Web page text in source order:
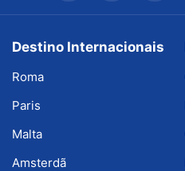
Destino Internacionais
Roma
Paris
Malta
Amsterdã